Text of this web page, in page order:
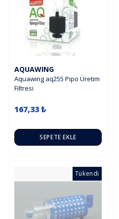
AQUAWING
Aquawing aq255 Pipo Üretim
Filtresi
167,33 ₺
SEPETE EKLE
Tükendi